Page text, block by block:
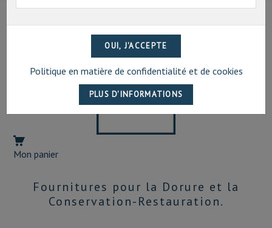
Mon panier
Fournitures pour la Dorure et la
Conservation-Restauration.
Politique en matière de confidentialité et de cookies